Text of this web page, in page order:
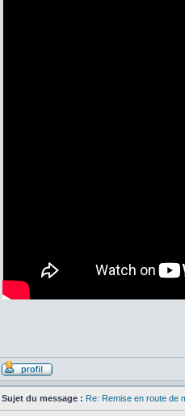
Sujet du message : Re: Remise en route de